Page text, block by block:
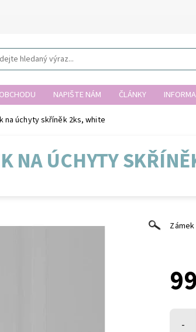
NAPIŠTE NÁM ČLÁNKY
na úchyty skříněk 2ks, white
NA ÚCHYTY
-